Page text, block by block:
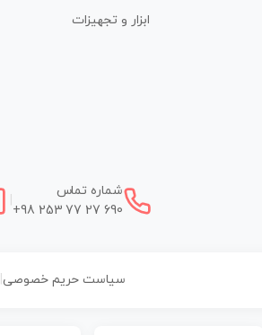
ابزار و تجهیزات
شماره تماس
+98 253 77 27 690
سیاست حریم خصوصی|